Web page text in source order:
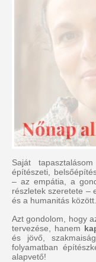
Saját
építészeti,
– az empátia, a
részletek szeretete –
és a humanitás között.
Azt gondolom, hogy
tervezése, hanem
és jövő,
folyamatban
alapvető!